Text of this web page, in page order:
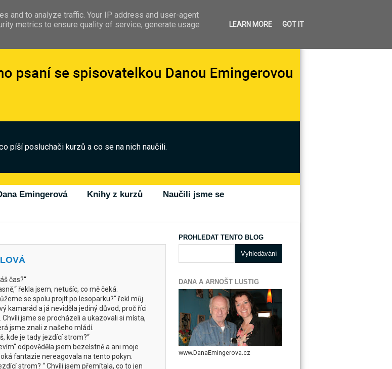
píší posluchači kurzů a co se na nich naučili.
Emingerová Knihy z kurzů
Naučili jsme se
čas?“
řekla jsem, netušíc, co mě čeká.
se spolu projít po lesoparku?“ řekl můj
kamarád a já neviděla jediný důvod, proč říci
Chvíli jsme se procházeli a ukazovali si místa,
jsme znali z našeho mládí.
kde je tady jezdící strom?“
odpověděla jsem bezelstně a ani moje
fantazie nereagovala na tento pokyn.
strom? “ Chvíli jsem přemítala, co to jen
PROHLEDAT TENTO BLOG
DANA A ARNOŠT LUSTIG
www.DanaEmingerova.cz
and to analyze traffic. Your IP address and user-agent
metrics to ensure quality of service, generate usage
LEARN MORE GOT IT